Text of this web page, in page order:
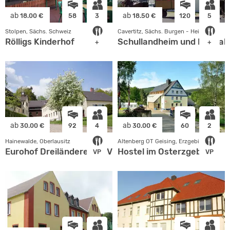
ab 18.00 € 58 3
+
Stolpen, Sächs. Schweiz
Rölligs Kinderhof
ab 18.50 € 120 5
+
Cavertitz, Sächs. Burgen - Heideland
Schullandheim und
ab 30.00 € 92 4
VP
Hainewalde, Oberlausitz
Eurohof Dreiländereck e.V. Sachsen
ab 30.00 € 60 2
VP
Altenberg OT Geising, Erzgebirge
Hostel im Osterzgebirge